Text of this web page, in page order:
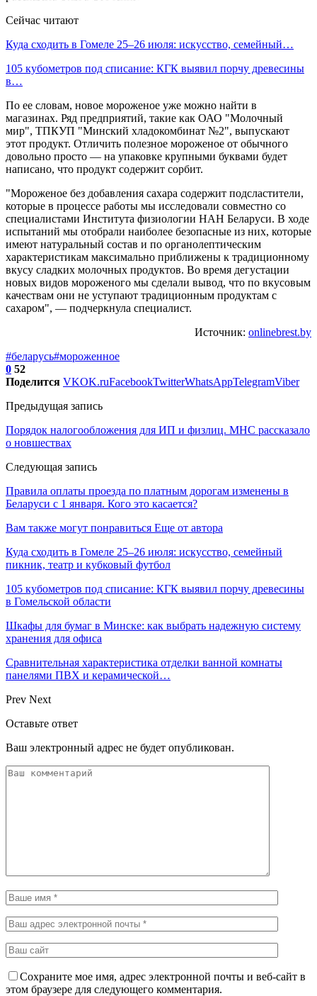
Сейчас читают
Куда сходить в Гомеле 25–26 июля: искусство, семейный…
105 кубометров под списание: КГК выявил порчу древесины
в…
По ее словам, новое мороженое уже можно найти в
магазинах. Ряд предприятий, такие как ОАО "Молочный
мир", ТПКУП "Минский хладокомбинат №2", выпускают
этот продукт. Отличить полезное мороженое от обычного
довольно просто — на упаковке крупными буквами будет
написано, что продукт содержит сорбит.
"Мороженое без добавления сахара содержит подсластители,
которые в процессе работы мы исследовали совместно со
специалистами Института физиологии НАН Беларуси. В ходе
испытаний мы отобрали наиболее безопасные из них, которые
имеют натуральный состав и по органолептическим
характеристикам максимально приближены к традиционному
вкусу сладких молочных продуктов. Во время дегустации
новых видов мороженого мы сделали вывод, что по вкусовым
качествам они не уступают традиционным продуктам с
сахаром", — подчеркнула специалист.
Источник: onlinebrest.by
#беларусь#мороженное
0 52
Поделится VKOK.ruFacebookTwitterWhatsAppTelegramViber
Предыдущая запись
Порядок налогообложения для ИП и физлиц. МНС рассказало
о новшествах
Следующая запись
Правила оплаты проезда по платным дорогам изменены в
Беларуси с 1 января. Кого это касается?
Вам также могут понравиться Еще от автора
Куда сходить в Гомеле 25–26 июля: искусство, семейный
пикник, театр и кубковый футбол
105 кубометров под списание: КГК выявил порчу древесины
в Гомельской области
Шкафы для бумаг в Минске: как выбрать надежную систему
хранения для офиса
Сравнительная характеристика отделки ванной комнаты
панелями ПВХ и керамической…
Prev Next
Оставьте ответ
Ваш электронный адрес не будет опубликован.
Сохраните мое имя, адрес электронной почты и веб-сайт в
этом браузере для следующего комментария.